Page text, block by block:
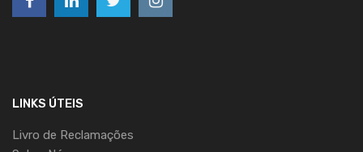
LINKS ÚTEIS
Livro de Reclamações